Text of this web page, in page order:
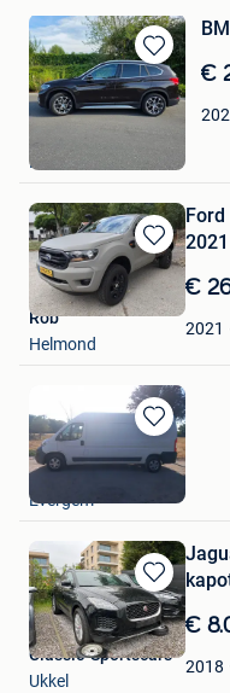
Bewaren
in
Mijn
Favorieten
€
Evere
Bewaren
in
Mijn
Favorieten
€
2021
Rob
Helmond
Bewaren
in
Favorieten
Kurt De Caluwe
Evergem
Bewaren
in
Mijn
Favorieten
€
2018
Classic-Sportscars
Ukkel